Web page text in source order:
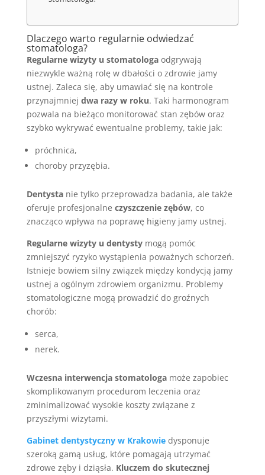
Dlaczego warto regularnie odwiedzać
stomatologa?
Regularne wizyty u stomatologaodgrywają
niezwykle ważną rolę w dbałości o zdrowie jamy
ustnej. Zaleca się, aby umawiać się na kontrole
przynajmniej dwa razy w roku. Taki harmonogram
pozwala na bieżąco monitorować stan zębów oraz
szybko wykrywać ewentualne problemy, takie jak:
próchnica,
choroby przyzębia.
Dentystanie tylko przeprowadza badania, ale także
oferuje profesjonalne czyszczenie zębów, co
znacząco wpływa na poprawę higieny jamy ustnej.
Regularne wizyty u dentystymogą pomóc
zmniejszyć ryzyko wystąpienia poważnych schorzeń.
Istnieje bowiem silny związek między kondycją jamy
ustnej a ogólnym zdrowiem organizmu. Problemy
stomatologiczne mogą prowadzić do groźnych
chorób:
serca,
nerek.
Wczesna interwencja stomatologamoże zapobiec
skomplikowanym procedurom leczenia oraz
zminimalizować wysokie koszty związane z
przyszłymi wizytami.
Gabinet dentystyczny w Krakowiedysponuje
szeroką gamą usług, które pomagają utrzymać
zdrowe zęby i dziąsła. Kluczem do skutecznej